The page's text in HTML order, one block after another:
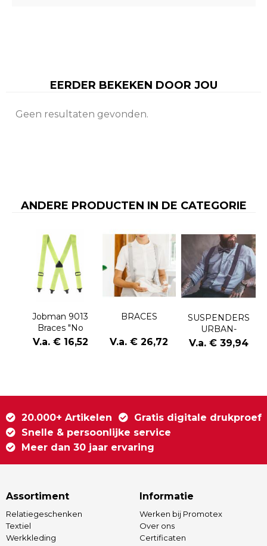
EERDER BEKEKEN DOOR JOU
Geen resultaten gevonden.
ANDERE PRODUCTEN IN DE CATEGORIE
Jobman 9013
Braces "No
Scratch"
V.a. € 16,52
BRACES
V.a. € 26,72
SUSPENDERS
URBAN-
HERRINGBONE
V.a. € 39,94
20.000+ Artikelen
Gratis digitale drukproef
Snelle & persoonlijke service
Meer dan 30 jaar ervaring
Assortiment
Relatiegeschenken
Textiel
Werkkleding
Informatie
Werken bij Promotex
Over ons
Certificaten